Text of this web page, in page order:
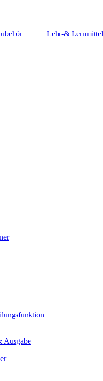
Lehr-& Lernmittel
Ausgabe